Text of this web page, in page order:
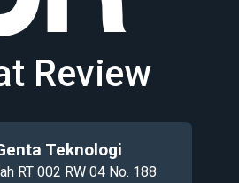
Review
Teknologi
RT 002 RW 04 No. 188